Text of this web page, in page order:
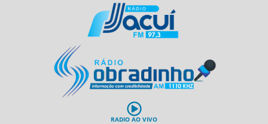
RADIO AO VIVO